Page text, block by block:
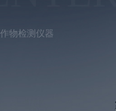
作物检测仪器